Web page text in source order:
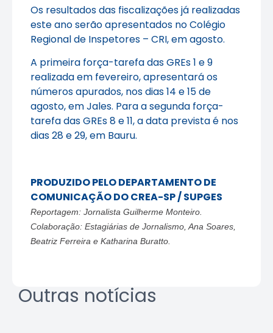
Os resultados das fiscalizações já realizadas
este ano serão apresentados no Colégio
Regional de Inspetores – CRI, em agosto.
A primeira força-tarefa das GREs 1 e 9
realizada em fevereiro, apresentará os
números apurados, nos dias 14 e 15 de
agosto, em Jales. Para a segunda força-
tarefa das GREs 8 e 11, a data prevista é nos
dias 28 e 29, em Bauru.
PRODUZIDO PELO DEPARTAMENTO DE
COMUNICAÇÃO DO CREA-SP / SUPGES
Reportagem: Jornalista Guilherme Monteiro.
Colaboração: Estagiárias de Jornalismo, Ana Soares,
Beatriz Ferreira e Katharina Buratto.
Outras notícias